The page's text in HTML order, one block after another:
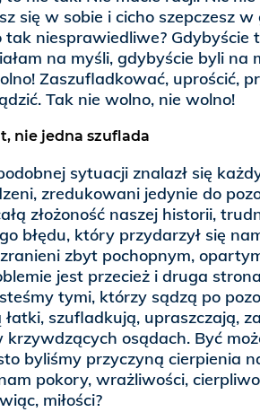
się w sobie i cicho szepczesz w
tak niesprawiedliwe? Gdybyście
na myśli, gdybyście byli na
Zaszufladkować, uprościć,
Tak nie wolno, nie wolno!
nie jedna szuflada
sytuacji znalazł się
zredukowani jedynie do
złożoność naszej historii,
błędu, który przydarzył się
zbyt pochopnym,
jest przecież i druga
tymi, którzy sądzą po
szufladkują, upraszczają,
krzywdzących osądach. Być
byliśmy przyczyną cierpienia
pokory, wrażliwości,
miłości?